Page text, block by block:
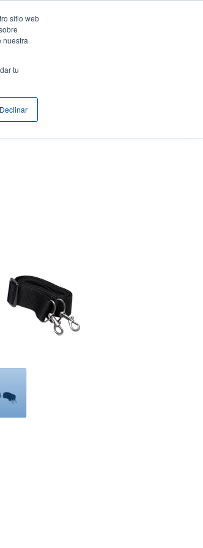
sitio web
nuestra
tu
Declinar